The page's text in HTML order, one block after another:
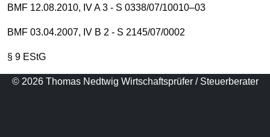
BMF 12.08.2010, IV A 3 - S 0338/07/10010–03
BMF 03.04.2007, IV B 2 - S 2145/07/0002
§ 9 EStG
© 2026 Thomas Nedtwig Wirtschaftsprüfer / Steuerberater